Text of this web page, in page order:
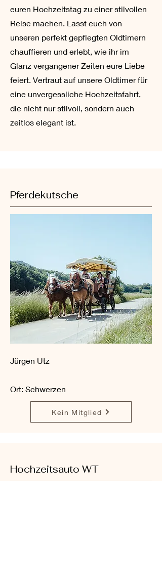
euren Hochzeitstag zu einer stilvollen
Reise machen. Lasst euch von
unseren perfekt gepflegten Oldtimern
chauffieren und erlebt, wie ihr im
Glanz vergangener Zeiten eure Liebe
feiert. Vertraut auf unsere Oldtimer für
eine unvergessliche Hochzeitsfahrt,
die nicht nur stilvoll, sondern auch
zeitlos elegant ist.
Pferdekutsche
Jürgen Utz
Ort: Schwerzen
Kein Mitglied
Hochzeitsauto WT